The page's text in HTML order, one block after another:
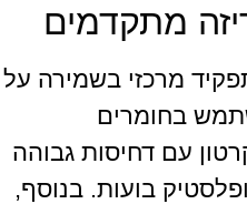
מתקדמים
מרכזי בשמירה על
בחומרים
עם דחיסות גבוהה
בועות. בנוסף,